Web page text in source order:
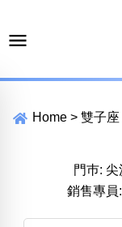
Home > 雙子座
門巿:
銷售專員: